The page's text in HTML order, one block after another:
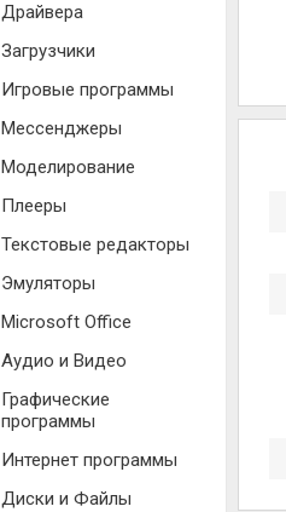
Драйвера
Загрузчики
Игровые программы
Мессенджеры
Моделирование
Плееры
Текстовые редакторы
Эмуляторы
Microsoft Office
Аудио и Видео
Графические
программы
Интернет программы
Диски и Файлы